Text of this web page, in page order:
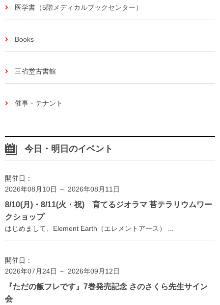
医学書（5階メディカルブックセンター）
Books
三省堂古書館
催事・テナント
今日・明日のイベント
開催日：
2026年08月10日 ～ 2026年08月11日
8/10(月)・8/11(火・祝) 育てるジオラマ 苔テラリウムワー
クショップ
はじめまして、Element Earth（エレメントアース） ...
開催日：
2026年07月24日 ～ 2026年09月12日
『ただの飯フレです』7巻発売記念 さのさくら先生サイン
会